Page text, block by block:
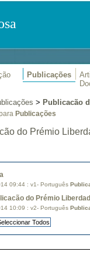
Publicações
> Publicacão
Publicações
do Prémio
09:44 :v1- Português
do Prémio
10:09 :v2- Português